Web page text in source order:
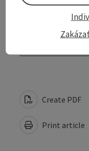
Suitability
Accessibility
Create PDF
Print article